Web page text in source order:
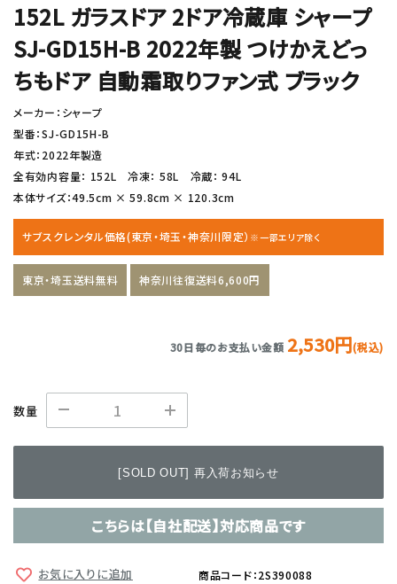
152L ガラスドア 2ドア冷蔵庫 シャープ
SJ-GD15H-B 2022年製 つけかえどっ
ちもドア 自動霜取りファン式 ブラック
メーカー：シャープ
型番：SJ-GD15H-B
年式：2022年製造
全有効内容量： 152L 冷凍： 58L 冷蔵： 94L
本体サイズ：49.5cm × 59.8cm × 120.3cm
サブスクレンタル価格(東京・埼玉・神奈川限定） ※一部エリア除く
東京・埼玉送料無料 神奈川往復送料6,600円
30日毎のお支払い金額 2,530円(税込)
数量
[SOLD OUT] 再入荷お知らせ
こちらは【自社配送】対応商品です
お気に入りに追加 商品コード：2S390088